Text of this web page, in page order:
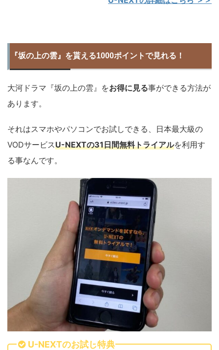
『坂の上の雲』を貰える1000ポイントで見れる！
大河ドラマ『坂の上の雲』をお得に見る事ができる方法が
あります。
それはスマホやパソコンでお試しできる、日本最大級の
VODサービスU-NEXTの31日間無料トライアルを利用す
る事なんです。
U-NEXTのお試し特典